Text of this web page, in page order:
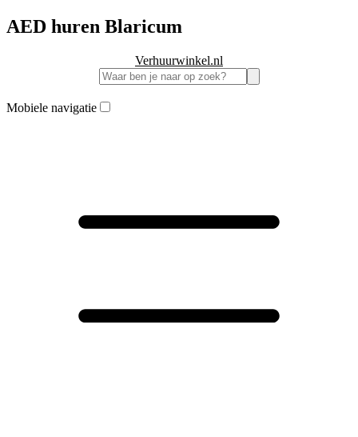
AED huren Blaricum
Verhuurwinkel.nl
Mobiele navigatie